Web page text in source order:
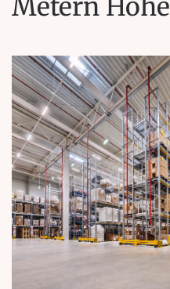
Metern Höhe